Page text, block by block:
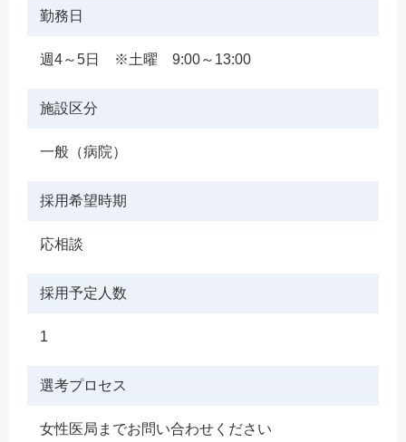
勤務日
週4～5日 ※土曜 9:00～13:00
施設区分
一般（病院）
採用希望時期
応相談
採用予定人数
1
選考プロセス
女性医局までお問い合わせください